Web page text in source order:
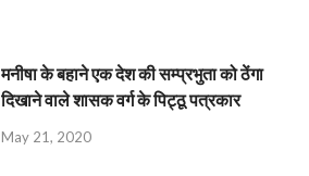
मनीषा के बहाने एक देश की सम्प्रभुता को ठेंगा
दिखाने वाले शासक वर्ग के पिट्ठू पत्रकार
May 21, 2020